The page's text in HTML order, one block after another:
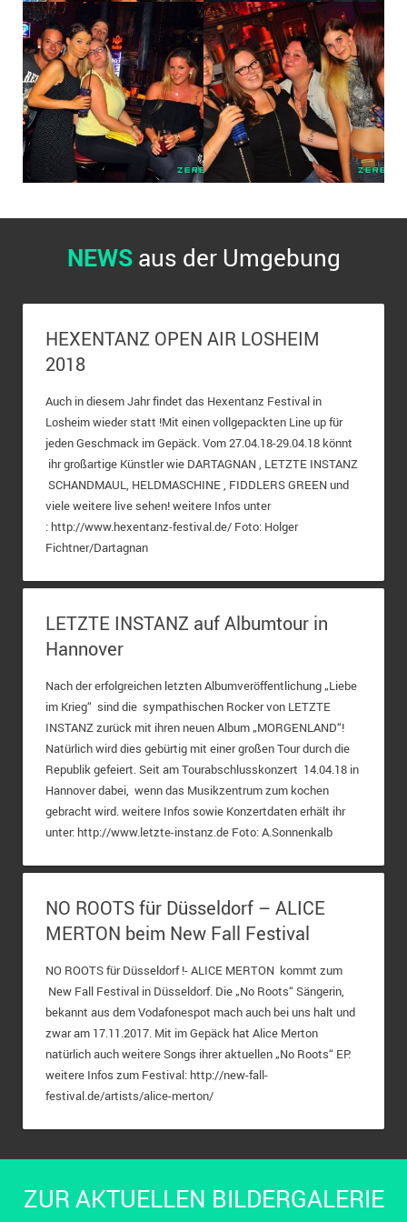
2021
2020
2019
2018
NEWSaus der Umgebung
HEXENTANZ OPEN AIR LOSHEIM
2018
Auch in diesem Jahr findet das Hexentanz Festival in
Losheim wieder statt !Mit einen vollgepackten Line up für
jeden Geschmack im Gepäck. Vom 27.04.18-29.04.18 könnt
ihr großartige Künstler wie DARTAGNAN , LETZTE INSTANZ
SCHANDMAUL, HELDMASCHINE , FIDDLERS GREEN und
viele weitere live sehen! weitere Infos unter
: http://www.hexentanz-festival.de/ Foto: Holger
Fichtner/Dartagnan
LETZTE INSTANZ auf Albumtour in
Hannover
Nach der erfolgreichen letzten Albumveröffentlichung „Liebe
im Krieg“ sind die sympathischen Rocker von LETZTE
INSTANZ zurück mit ihren neuen Album „MORGENLAND“!
Natürlich wird dies gebürtig mit einer großen Tour durch die
Republik gefeiert. Seit am Tourabschlusskonzert 14.04.18 in
Hannover dabei, wenn das Musikzentrum zum kochen
gebracht wird. weitere Infos sowie Konzertdaten erhält ihr
unter: http://www.letzte-instanz.de Foto: A.Sonnenkalb
NO ROOTS für Düsseldorf – ALICE
MERTON beim New Fall Festival
NO ROOTS für Düsseldorf !- ALICE MERTON kommt zum
New Fall Festival in Düsseldorf. Die „No Roots“ Sängerin,
bekannt aus dem Vodafonespot mach auch bei uns halt und
zwar am 17.11.2017. Mit im Gepäck hat Alice Merton
natürlich auch weitere Songs ihrer aktuellen „No Roots“ EP.
weitere Infos zum Festival: http://new-fall-
festival.de/artists/alice-merton/
ZUR AKTUELLEN BILDERGALERIE